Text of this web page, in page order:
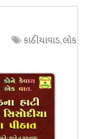
કાઠીયાવાડ,લોક